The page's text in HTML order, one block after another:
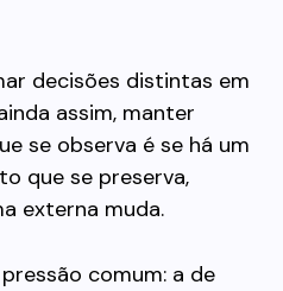
decisões distintas em
assim, manter
se observa é se há um
que se preserva,
externa muda.
comum: a de